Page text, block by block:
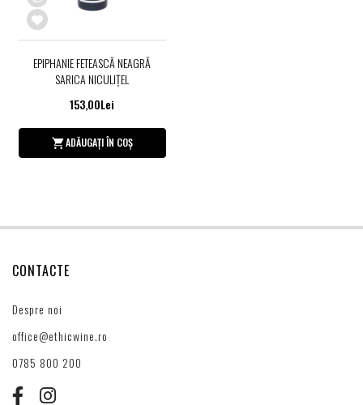
EPIPHANIE FETEASCĂ NEAGRĂ
SARICA NICULIŢEL
153,00Lei
ADĂUGAȚI ÎN COȘ
CONTACTE
Despre noi
office@ethicwine.ro
0785 800 200